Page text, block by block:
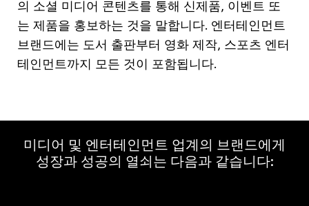
의 소셜 미디어 콘텐츠를 통해 신제품, 이벤트 또
는 제품을 홍보하는 것을 말합니다. 엔터테인먼트
브랜드에는 도서 출판부터 영화 제작, 스포츠 엔터
테인먼트까지
모든 것이 포함됩니다.
미디어 및 엔터테인먼트 업계의 브랜드에게
성장과 성공의 열쇠는 다음과 같습니다: